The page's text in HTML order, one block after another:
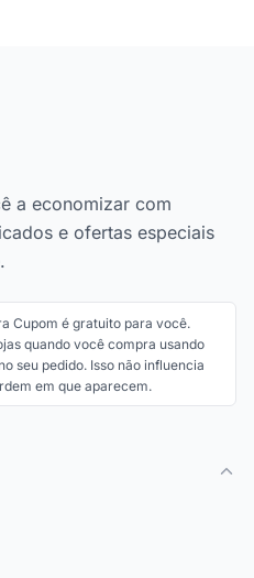
a economizar com
e ofertas especiais
Cupom é gratuito para você.
quando você compra usando
seu pedido. Isso não influencia
em que aparecem.